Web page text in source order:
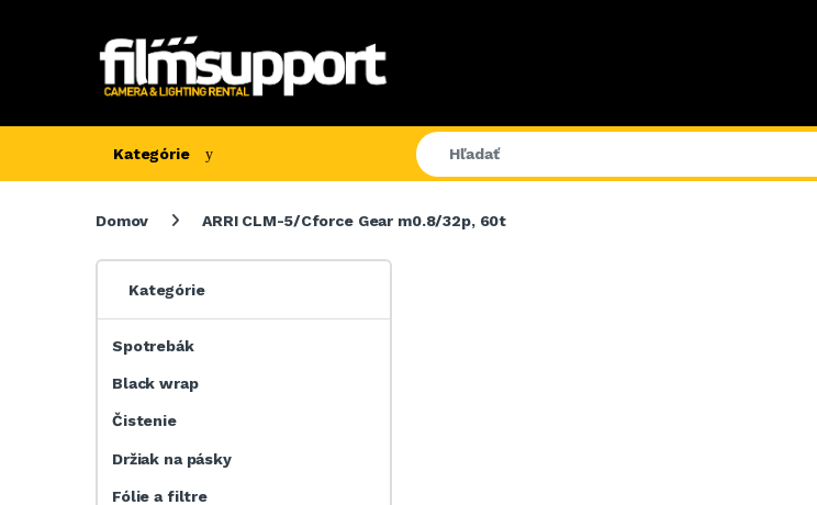
Kategórie
Domov ARRI CLM-5/Cforce Gear m0.8/32p, 60t
Kategórie
Spotrebák
Black wrap
Čistenie
Držiak na pásky
Fólie a filtre